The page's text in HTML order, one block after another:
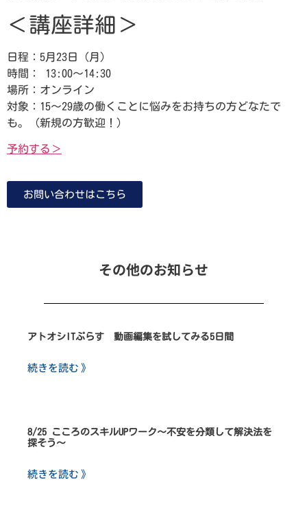
＜講座詳細＞
日程：5月23日（月）
時間： 13:00～14:30
場所：オンライン
対象：15～29歳の働くことに悩みをお持ちの方どなたで
も。（新規の方歓迎！）
予約する＞
お問い合わせはこちら
その他のお知らせ
アトオシITぷらす 動画編集を試してみる5日間
続きを読む 》
8/25 こころのスキルUPワーク～不安を分類して解決法を
探そう～
続きを読む 》